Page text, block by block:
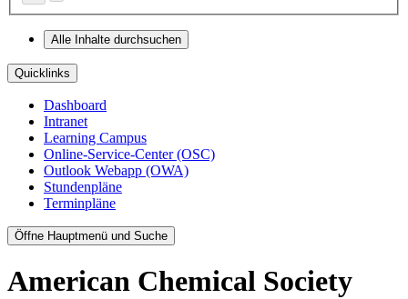
Alle Inhalte durchsuchen
Quicklinks
Dashboard
Intranet
Learning Campus
Online-Service-Center (OSC)
Outlook Webapp (OWA)
Stundenpläne
Terminpläne
Öffne Hauptmenü und Suche
American Chemical Society